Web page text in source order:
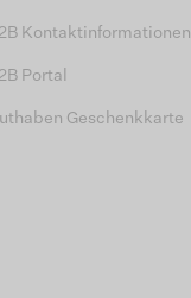
Kontaktinformationen
Portal
Geschenkkarte